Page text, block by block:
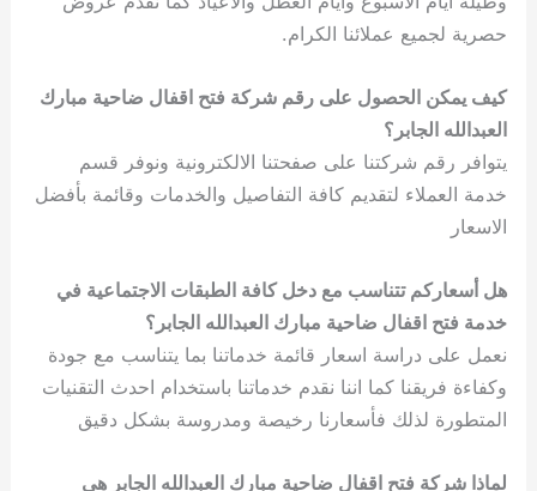
حصرية لجميع عملائنا الكرام.
كيف يمكن الحصول على رقم شركة فتح اقفال ضاحية مبارك
العبدالله الجابر؟
يتوافر رقم شركتنا على صفحتنا الالكترونية ونوفر قسم
خدمة العملاء لتقديم كافة التفاصيل والخدمات وقائمة بأفضل
الاسعار
هل أسعاركم تتناسب مع دخل كافة الطبقات الاجتماعية في
خدمة فتح اقفال ضاحية مبارك العبدالله الجابر؟
نعمل على دراسة اسعار قائمة خدماتنا بما يتناسب مع جودة
وكفاءة فريقنا كما اننا نقدم خدماتنا باستخدام احدث التقنيات
المتطورة لذلك فأسعارنا رخيصة ومدروسة بشكل دقيق
لماذا شركة فتح اقفال ضاحية مبارك العبدالله الجابر هي